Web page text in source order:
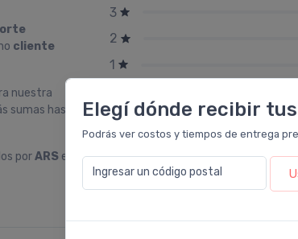
Elegí dónde recibir
Podrás ver costos y tiempos de entrega
Ingresar un código postal
cliente
nuestra
sumas hasta
porARS en
3
2
1